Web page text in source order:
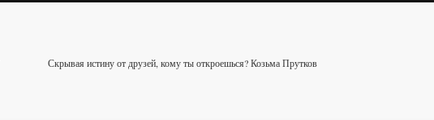
Скрывая истину от друзей, кому ты откроешься? Козьма Прутков